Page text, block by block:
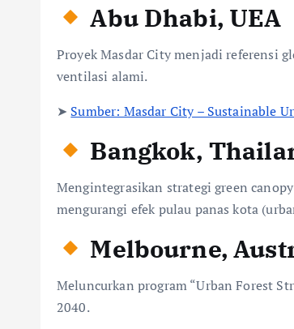
Abu Dhabi, UEA
Proyek Masdar City menjadi referensi
ventilasi alami.
➤ Sumber: Masdar City – Sustainable
Bangkok,
Mengintegrasikan strategi green
mengurangi efek pulau panas kota
Melbourne,
Meluncurkan program “Urban Forest
2040.